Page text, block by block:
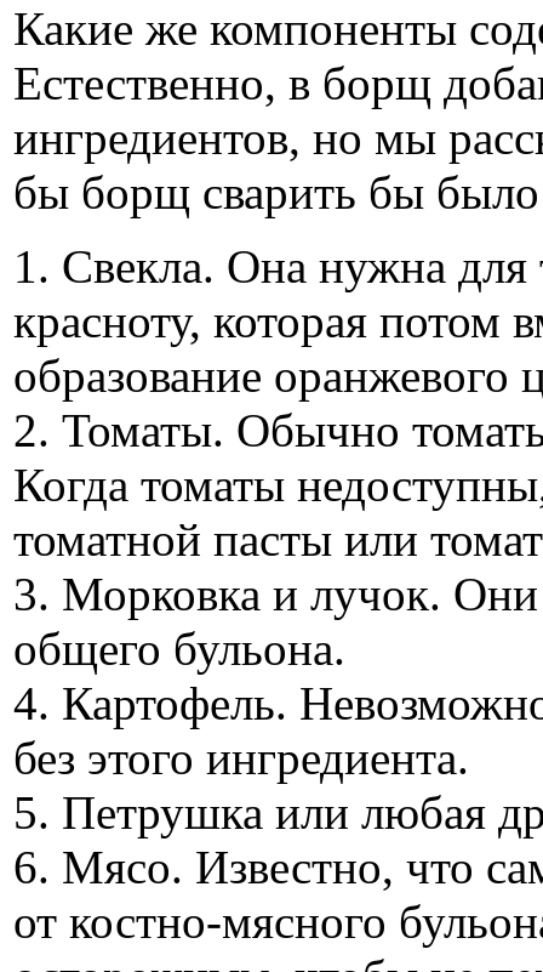
Какие же компоненты
Естественно, в борщ
ингредиентов, но мы
бы борщ сварить бы
1. Свекла. Она нужна
красноту, которая потом
образование оранжевого
2. Томаты. Обычно
Когда томаты
томатной пасты или
3. Морковка и лучок.
общего бульона.
4. Картофель.
без этого ингредиента.
5. Петрушка или любая
6. Мясо. Известно, что
от костно-мясного